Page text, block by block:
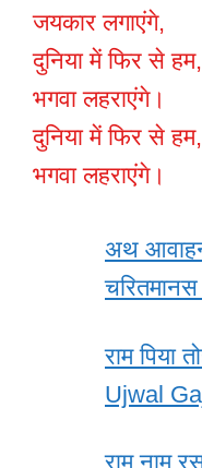
जयकार लगाएंगे,
दुनिया में फिर से हम,
भगवा लहराएंगे।
दुनिया में फिर से हम,
भगवा लहराएंगे।
अथ
राम पिया
Ujwal
राम नाम